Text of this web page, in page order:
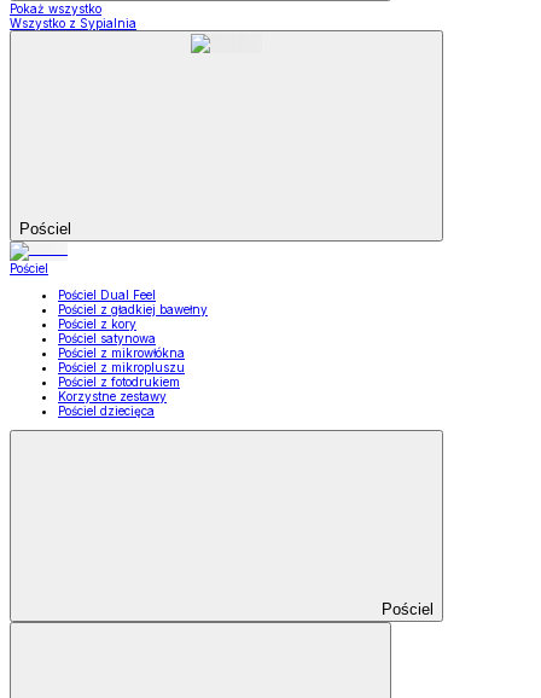
Pokaż wszystko
Wszystko z Sypialnia
Pościel
Pościel
Pościel Dual Feel
Pościel z gładkiej bawełny
Pościel z kory
Pościel satynowa
Pościel z mikrowłókna
Pościel z mikropluszu
Pościel z fotodrukiem
Korzystne zestawy
Pościel dziecięca
Pościel